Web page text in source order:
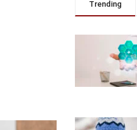
Trending